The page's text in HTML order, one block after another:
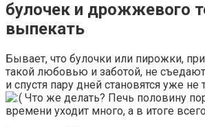
булочек и дрожжевого
выпекать
Бывает, что булочки или пирожки,
такой любовью и заботой, не
и спустя пару дней становятся уже
Что же делать? Печь половину
времени уходит много, а в итоге